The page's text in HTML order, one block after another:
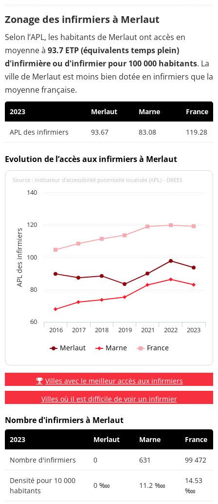
Zonage des infirmiers à Merlaut
Selon l’APL, les habitants de Merlaut ont accès en
moyenne à 93.7 ETP (équivalents temps plein)
d'infirmière ou d'infirmier pour 100 000 habitants. La
ville de Merlaut est moins bien dotée en infirmiers que la
moyenne française.
2023 Merlaut Marne France
APL des infirmiers 93.67 83.08 119.28
Evolution de l’accès aux infirmiers à Merlaut
APL des infirmiers
Source : indicateur d’accessibilité potentielle localisée (APL) - DREES
Merlaut Marne France
2016 2017 2018 2019 2021 2022 2023
60
80
100
120
140
Villes avec le meilleur accès aux infirmiers
Villes où il est difficile de voir un infirmier
Nombre d'infirmiers à Merlaut
2023 Merlaut Marne France
Nombre d'infirmiers 0 631 99 472
Densité pour 10 000
habitants
0 ‱ 11.2 ‱
14.53
‱